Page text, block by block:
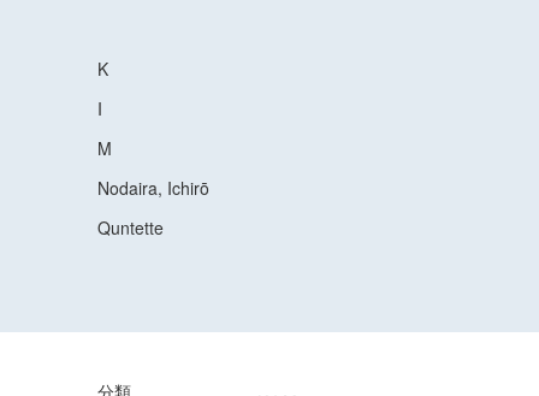
K
I
M
Nodaira, Ichirō
Quntette
分類